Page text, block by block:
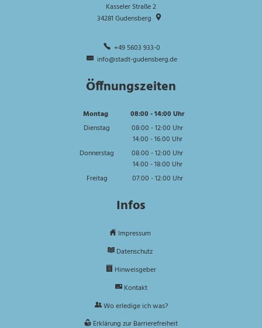
Kasseler Straße 2
34281 Gudensberg
+49 5603 933-0
info@stadt-gudensberg.de
Öffnungszeiten
Montag 08:00 -14:00 Uhr
Von 08:00 bis 14:00 Uhr
Dienstag 08:00 -12:00 Uhr
Von 08:00 bis 12:00 Uhr
14:00 -16:00 Uhr
Von 14:00 bis 16:00 Uhr
Donnerstag 08:00 -12:00 Uhr
Von 08:00 bis 12:00 Uhr
14:00 -18:00 Uhr
Von 14:00 bis 18:00 Uhr
Freitag 07:00 -12:00 Uhr
Infos
Impressum
Datenschutz
Hinweisgeber
Kontakt
Wo erledige ich was?
Erklärung zur Barrierefreiheit